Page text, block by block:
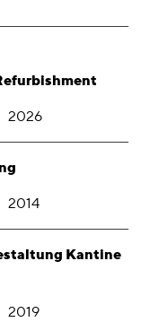
2026
2014
Kantine
2019